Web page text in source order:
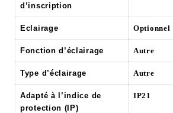
d’inscription
Eclairage Optionnel
Fonction d’éclairage Autre
Type d’éclairage Autre
Adapté à l’indice de
protection (IP)
IP21